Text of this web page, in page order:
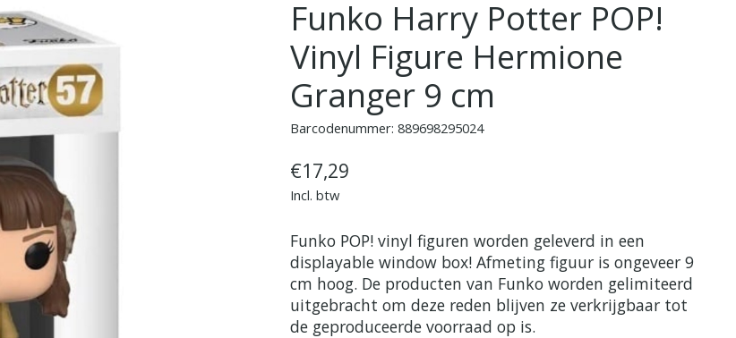
Funko Harry Potter POP!
Vinyl Figure Hermione
Granger 9 cm
Barcodenummer: 889698295024
€17,29
Incl. btw
Funko POP! vinyl figuren worden geleverd in een
displayable window box! Afmeting figuur is ongeveer 9
cm hoog. De producten van Funko worden gelimiteerd
uitgebracht om deze reden blijven ze verkrijgbaar tot
de geproduceerde voorraad op is.